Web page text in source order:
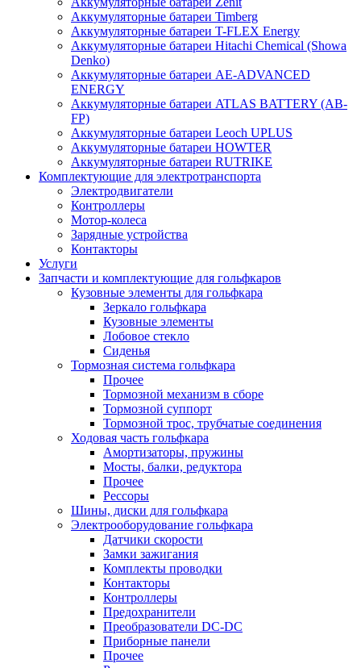
Аккумуляторные батареи Timberg
Аккумуляторные батареи T-FLEX Energy
Аккумуляторные батареи Hitachi Chemical (Showa
Denko)
Аккумуляторные батареи АЕ-ADVANCED
ENERGY
Аккумуляторные батареи ATLAS BATTERY (AB-
FP)
Аккумуляторные батареи Leoch UPLUS
Аккумуляторные батареи HOWTER
Аккумуляторные батареи RUTRIKE
Комплектующие для электротранспорта
Электродвигатели
Контроллеры
Мотор-колеса
Зарядные устройства
Контакторы
Услуги
Запчасти и комплектующие для гольфкаров
Кузовные элементы для гольфкара
Зеркало гольфкара
Кузовные элементы
Лобовое стекло
Сиденья
Тормозная система гольфкара
Прочее
Тормозной механизм в сборе
Тормозной суппорт
Тормозной трос, трубчатые соединения
Ходовая часть гольфкара
Амортизаторы, пружины
Мосты, балки, редуктора
Прочее
Рессоры
Шины, диски для гольфкара
Электрооборудование гольфкара
Датчики скорости
Замки зажигания
Комплекты проводки
Контакторы
Контроллеры
Предохранители
Преобразователи DC-DC
Приборные панели
Прочее